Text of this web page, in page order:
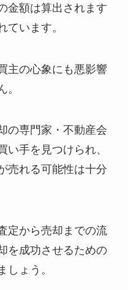
金額は算出されます
ています。
主の心象にも悪影響
。
の専門家・不動産会
い手を見つけられ、
売れる可能性は十分
定から売却までの流
を成功させるための
しょう。